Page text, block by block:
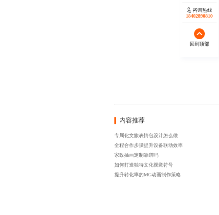
内容推荐
专属化文旅表情包设计怎么做
全程合作步骤提升设备联动效率
家政插画定制靠谱吗
如何打造独特文化视觉符号
提升转化率的MG动画制作策略
咨询热线
18402890810
回到顶部